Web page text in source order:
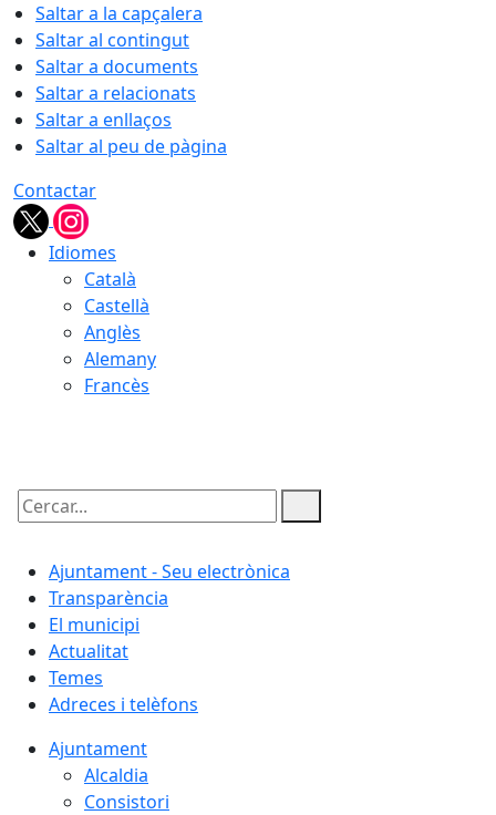
Saltar a la capçalera
Saltar al contingut
Saltar a documents
Saltar a relacionats
Saltar a enllaços
Saltar al peu de pàgina
Contactar
Idiomes
Català
Castellà
Anglès
Alemany
Francès
Cercar:
Ajuntament - Seu electrònica
Transparència
El municipi
Actualitat
Temes
Adreces i telèfons
Ajuntament
Alcaldia
Consistori